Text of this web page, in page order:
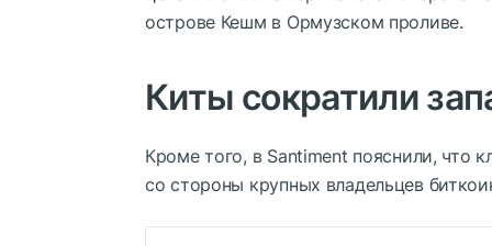
острове Кешм в Ормузском проливе.
Киты сократили
Кроме того, в Santiment пояснили, что
со стороны крупных владельцев